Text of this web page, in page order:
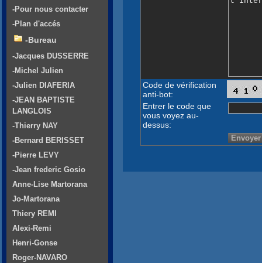
Code de vérification
anti-bot:
Entrer le code que
vous voyez au-
dessus:
-Pour nous contacter
-Plan d'accés
-Bureau
-Jacques DUSSERRE
-Michel Julien
-Julien DIAFERIA
-JEAN BAPTISTE
LANGLOIS
-Thierry NAY
-Bernard BERISSET
-Pierre LEVY
-Jean frederic Gosio
Anne-Lise Martorana
Jo-Martorana
Thiery REMI
Alexi-Remi
Henri-Gonse
Roger-NAVARO